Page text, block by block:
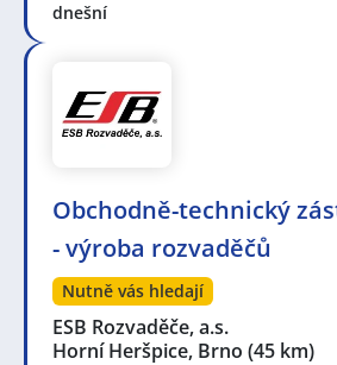
dnešní
Obchodně-technický
- výroba rozvaděčů
Nutně vás hledají
ESB Rozvaděče, a.s.
Horní Heršpice, Brno (45 km)